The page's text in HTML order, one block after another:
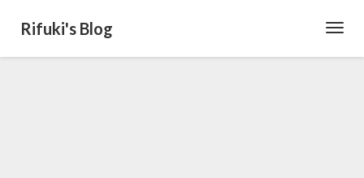
Rifuki's Blog